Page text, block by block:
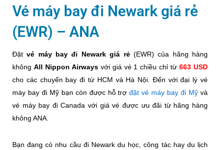
Vé máy bay đi Newark giá rẻ
(EWR) – ANA
Đặtvé máy bay đi Newark giá rẻ(EWR) của hãng hàng
không All Nippon Airwaysvới giá vé 1 chiều chỉ từ663 USD
cho các chuyến bay đi từ HCM và Hà Nội. Đến với đại lý vé
máy bay đi Mỹ bạn còn được hỗ trợđặt vé máy bay đi Mỹ và
vé máy bay đi Canada với giá vé được ưu đãi từ hãng hàng
không ANA.
Bạn đang có nhu cầu đi Newark du học, công tác hay du lịch